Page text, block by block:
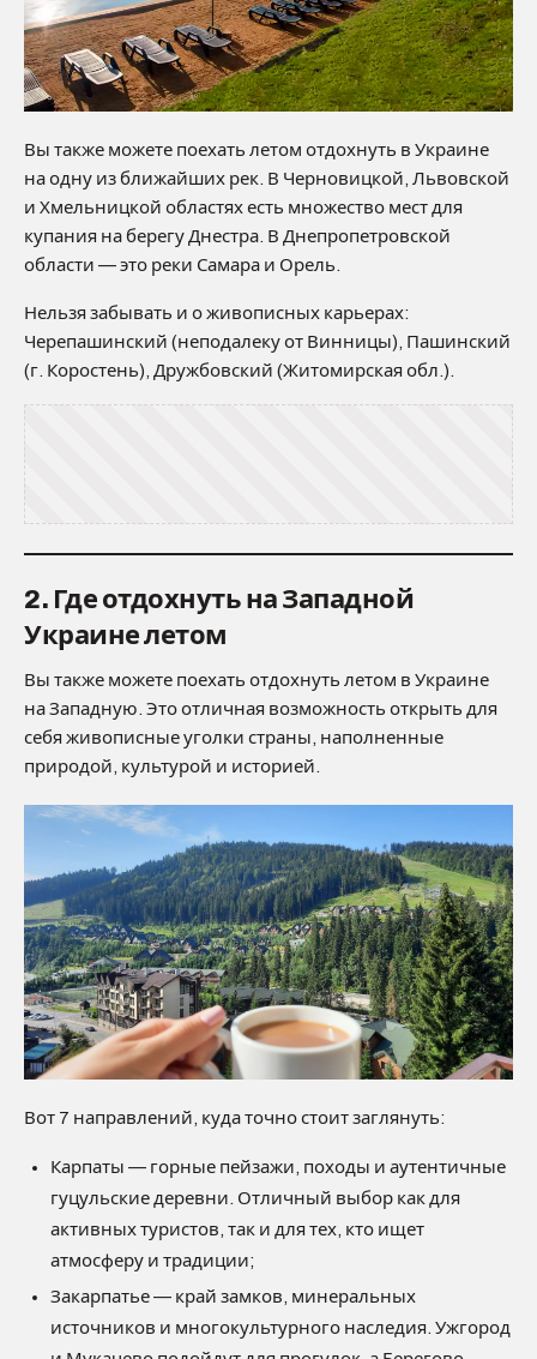
Вы также можете поехать летом отдохнуть в Украине
на одну из ближайших рек. В Черновицкой, Львовской
и Хмельницкой областях есть множество мест для
купания на берегу Днестра. В Днепропетровской
области — это реки Самара и Орель.
Нельзя забывать и о живописных карьерах:
Черепашинский (неподалеку от Винницы), Пашинский
(г. Коростень), Дружбовский (Житомирская обл.).
2. Где отдохнуть на Западной
Украине летом
Вы также можете поехать отдохнуть летом в Украине
на Западную. Это отличная возможность открыть для
себя живописные уголки страны, наполненные
природой, культурой и историей.
Вот 7 направлений, куда точно стоит заглянуть:
Карпаты — горные пейзажи, походы и аутентичные
гуцульские деревни. Отличный выбор как для
активных туристов, так и для тех, кто ищет
атмосферу и традиции;
Закарпатье — край замков, минеральных
источников и многокультурного наследия. Ужгород